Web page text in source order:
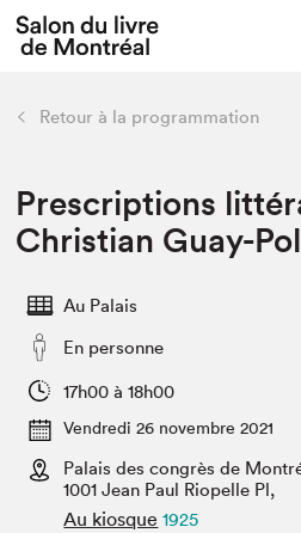
Espace exposant⋅e⋅s
Espace enseignant·e·s
L'événement
Préparer sa visite au
SLM PRO
retour
Préparer sa visite
Salon au Palais
Salon dans la ville et en
Projets partenaires
Liens pratiques
Retour à la programmation
Prescriptions
Christian Guay-
Au Palais
En personne
17h00 à 18h00
Vendredi 26 novembre 2021
Palais des congrès de
1001 Jean Paul Riopelle Pl,
Au kiosque 1925